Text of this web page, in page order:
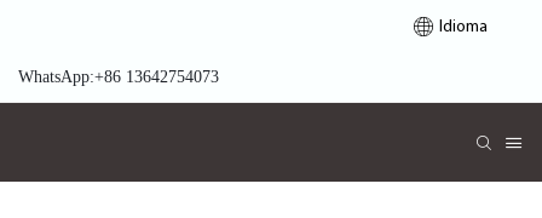
Idioma
WhatsApp:+86 13642754073